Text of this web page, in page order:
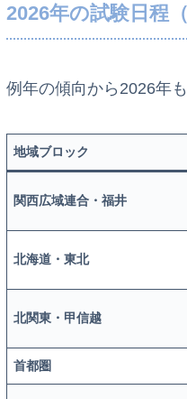
2026年の試験日程（
例年の傾向から2026年
地域ブロック
関西広域連合・福井
北海道・東北
北関東・甲信越
首都圏